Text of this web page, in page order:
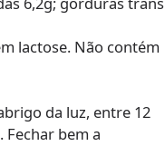
lactose. Não contém
da luz, entre 12
Fechar bem a